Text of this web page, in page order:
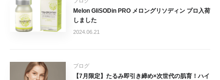
Melon GliSODin PRO ​メロングリソディン プロ入荷
しました
2024.06.21
ブログ
【7月限定】たるみ即引き締め×次世代の肌育！ハイ